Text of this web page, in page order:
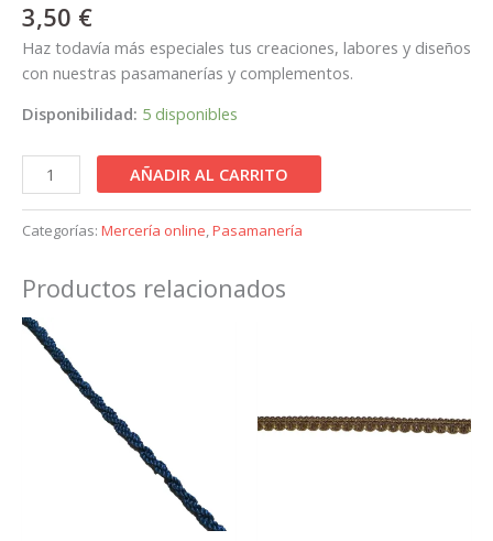
3,50 €
Haz todavía más especiales tus creaciones, labores y diseños
con nuestras pasamanerías y complementos.
Disponibilidad: 5 disponibles
AÑADIR AL CARRITO
Categorías: Mercería online,Pasamanería
Productos relacionados